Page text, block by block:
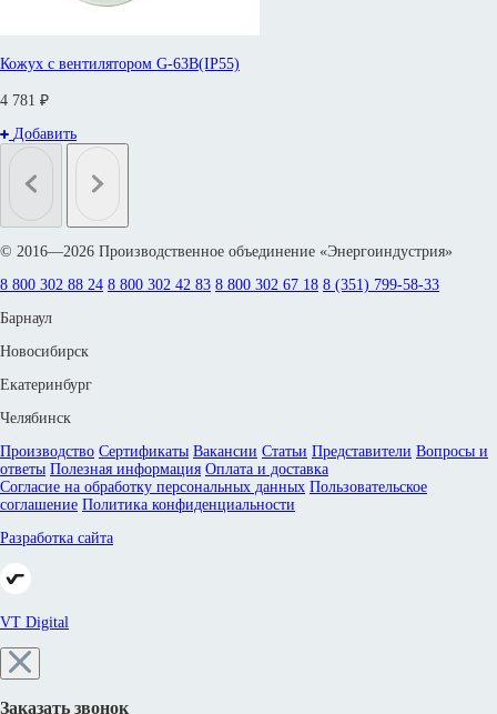
Кожух с вентилятором G-63B(IP55)
4 781 ₽
Добавить
© 2016—2026 Производственное объединение «Энергоиндустрия»
8 800 302 88 24 8 800 302 42 83 8 800 302 67 18 8 (351) 799-58-33
Барнаул
Новосибирск
Екатеринбург
Челябинск
Производство Сертификаты Вакансии Статьи Представители Вопросы и
ответы Полезная информация Оплата и доставка
Согласие на обработку персональных данных Пользовательское
соглашение Политика конфиденциальности
Разработка сайта
VT Digital
Заказать звонок